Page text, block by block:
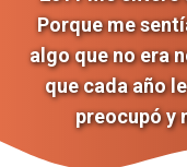
Porque me
algo que no era
que cada año
preocupó y